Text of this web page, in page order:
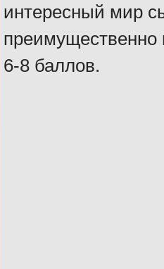
интересный мир
преимущественно
6-8 баллов.